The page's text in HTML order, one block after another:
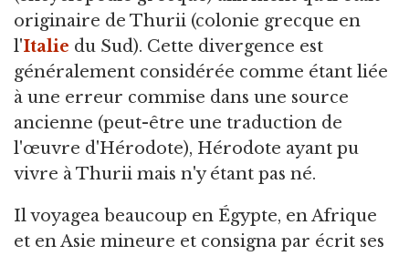
originaire de Thurii (colonie grecque en
l'Italie du Sud). Cette divergence est
généralement considérée comme étant liée
à une erreur commise dans une source
ancienne (peut-être une traduction de
l'œuvre d'Hérodote), Hérodote ayant pu
vivre à Thurii mais n'y étant pas né.
Il voyagea beaucoup en Égypte, en Afrique
et en Asie mineure et consigna par écrit ses